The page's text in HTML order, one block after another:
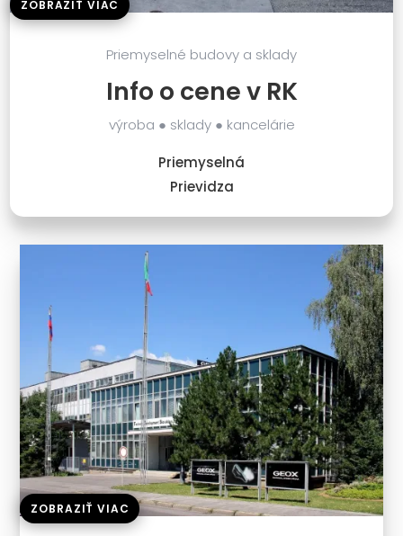
ZOBRAZIŤ VIAC
Priemyselné budovy a sklady
Info o cene v RK
výroba ● sklady ● kancelárie
Priemyselná
Prievidza
ZOBRAZIŤ VIAC